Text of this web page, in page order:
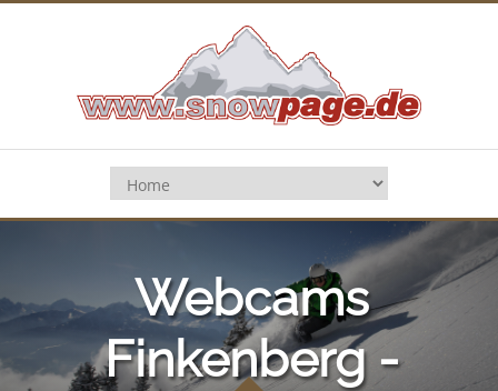
Webcams
Finkenberg -